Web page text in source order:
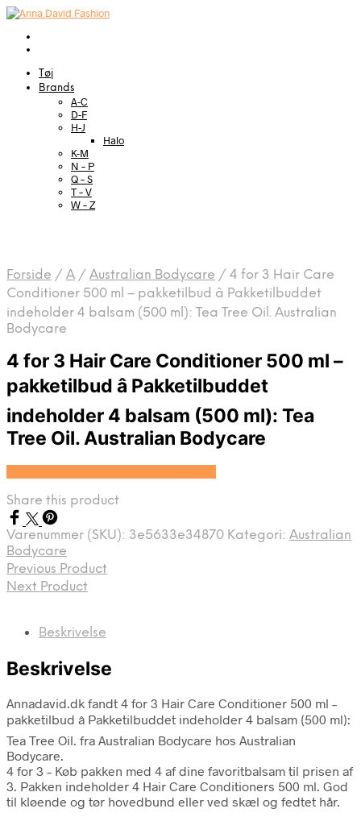
Tøj
Brands
A-C
D-F
H-J
Halo
K-M
N – P
Q – S
T – V
W – Z
Forside / A / Australian Bodycare / 4 for 3 Hair Care
Conditioner 500 ml – pakketilbud â Pakketilbuddet
indeholder 4 balsam (500 ml): Tea Tree Oil. Australian
Bodycare
4 for 3 Hair Care Conditioner 500 ml –
pakketilbud â Pakketilbuddet
indeholder 4 balsam (500 ml): Tea
Tree Oil. Australian Bodycare
Share this product
Varenummer (SKU): 3e5633e34870 Kategori: Australian
Bodycare
Previous Product
Next Product
Beskrivelse
Beskrivelse
Annadavid.dk fandt 4 for 3 Hair Care Conditioner 500 ml –
pakketilbud â Pakketilbuddet indeholder 4 balsam (500 ml):
Tea Tree Oil. fra Australian Bodycare hos Australian
Bodycare.
4 for 3 – Køb pakken med 4 af dine favoritbalsam til prisen af
3. Pakken indeholder 4 Hair Care Conditioners 500 ml. God
til kløende og tør hovedbund eller ved skæl og fedtet hår.